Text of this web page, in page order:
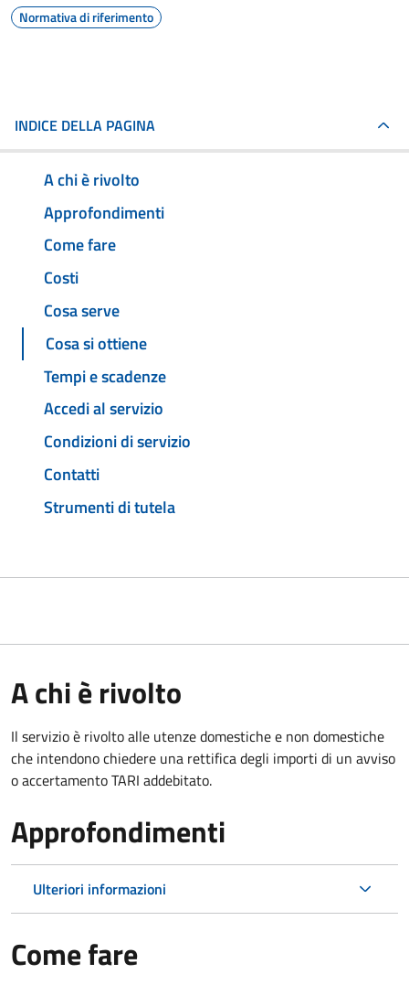
Normativa di riferimento
INDICE DELLA PAGINA
A chi è rivolto
Approfondimenti
Come fare
Costi
Cosa serve
Cosa si ottiene
Tempi e scadenze
Accedi al servizio
Condizioni di servizio
Contatti
Strumenti di tutela
A chi è rivolto
Il servizio è rivolto alle utenze domestiche e non domestiche
che intendono chiedere una rettifica degli importi di un avviso
o accertamento TARI addebitato.
Approfondimenti
Ulteriori informazioni
Come fare